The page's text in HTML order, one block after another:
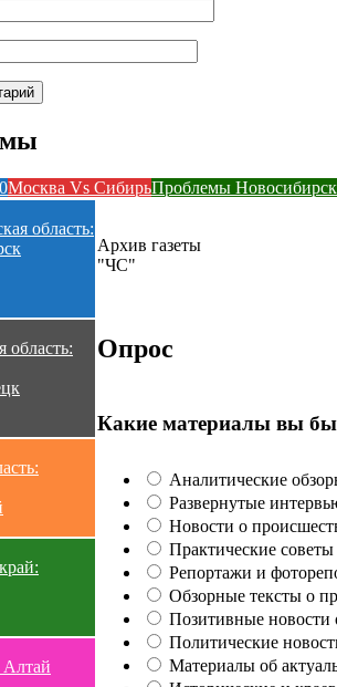
Москва Vs СибирьПроблемы
область:
область:
Алтай
Архив газеты
"ЧС"
Опрос
Какие материалы вы
Аналитические
Развернутые
Новости о
Практические
Репортажи и
Обзорные тексты о
Позитивные новости
Политические
Материалы об